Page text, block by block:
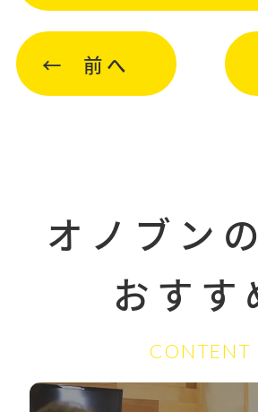
前へ
オノブン
おすす
CONTENT